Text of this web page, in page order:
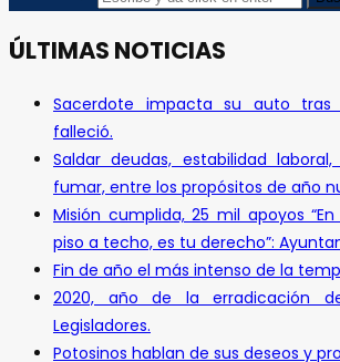
ÚLTIMAS NOTICIAS
Sacerdote impacta su auto
falleció.
Saldar deudas, estabilidad
fumar, entre los propósitos de año
Misión cumplida, 25 mil apoyos
piso a techo, es tu derecho”:
Fin de año el más intenso de la
2020, año de la erradicación
Legisladores.
Potosinos hablan de sus deseos y